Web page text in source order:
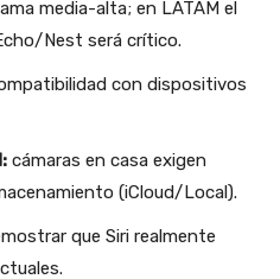
media-alta; en LATAM el
Nest será crítico.
con dispositivos
cámaras en casa exigen
(iCloud/Local).
que Siri realmente